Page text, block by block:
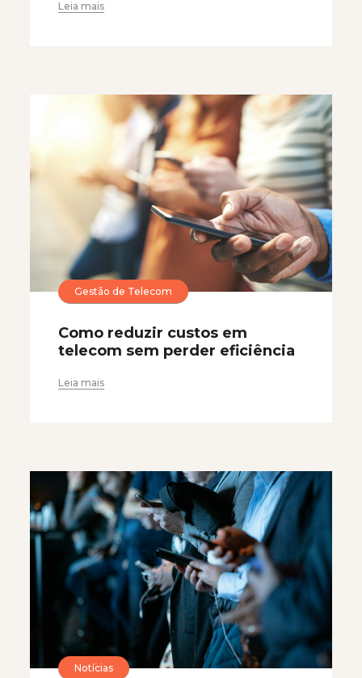
Leia mais
Gestão de Telecom
Como reduzir custos em
telecom sem perder eficiência
Leia mais
Notícias